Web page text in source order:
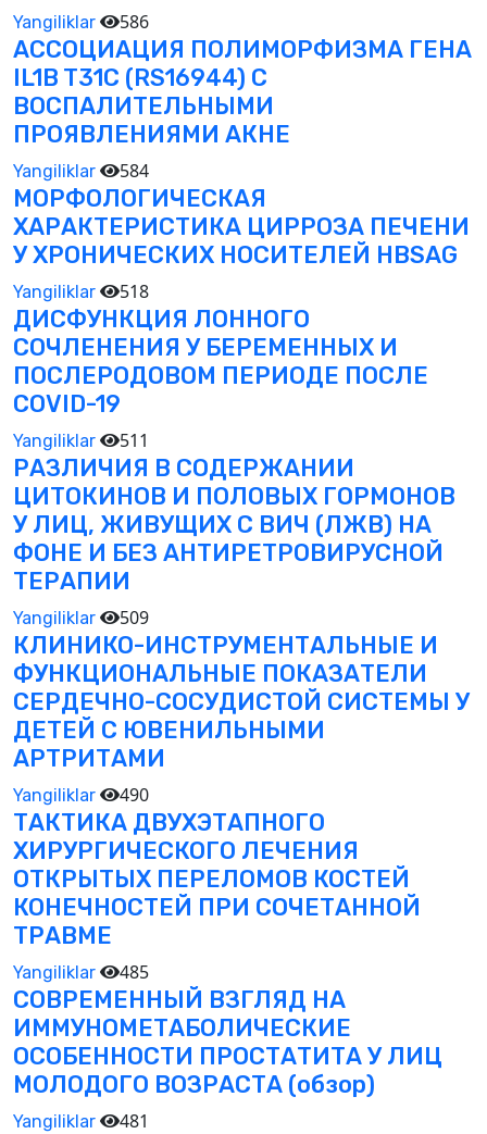
Yangiliklar 586
АССОЦИАЦИЯ ПОЛИМОРФИЗМА ГЕНА
IL1B T31C (RS16944) С
ВОСПАЛИТЕЛЬНЫМИ
ПРОЯВЛЕНИЯМИ АКНЕ
Yangiliklar 584
МОРФОЛОГИЧЕСКАЯ
ХАРАКТЕРИСТИКА ЦИРРОЗА ПЕЧЕНИ
У ХРОНИЧЕСКИХ НОСИТЕЛЕЙ HBSAG
Yangiliklar 518
ДИСФУНКЦИЯ ЛОННОГО
СОЧЛЕНЕНИЯ У БЕРЕМЕННЫХ И
ПОСЛЕРОДОВОМ ПЕРИОДЕ ПОСЛЕ
COVID-19
Yangiliklar 511
РАЗЛИЧИЯ В СОДЕРЖАНИИ
ЦИТОКИНОВ И ПОЛОВЫХ ГОРМОНОВ
У ЛИЦ, ЖИВУЩИХ С ВИЧ (ЛЖВ) НА
ФОНЕ И БЕЗ АНТИРЕТРОВИРУСНОЙ
ТЕРАПИИ
Yangiliklar 509
КЛИНИКО-ИНСТРУМЕНТАЛЬНЫЕ И
ФУНКЦИОНАЛЬНЫЕ ПОКАЗАТЕЛИ
СЕРДЕЧНО-СОСУДИСТОЙ СИСТЕМЫ У
ДЕТЕЙ С ЮВЕНИЛЬНЫМИ
АРТРИТАМИ
Yangiliklar 490
ТАКТИКА ДВУХЭТАПНОГО
ХИРУРГИЧЕСКОГО ЛЕЧЕНИЯ
ОТКРЫТЫХ ПЕРЕЛОМОВ КОСТЕЙ
КОНЕЧНОСТЕЙ ПРИ СОЧЕТАННОЙ
ТРАВМЕ
Yangiliklar 485
СОВРЕМЕННЫЙ ВЗГЛЯД НА
ИММУНОМЕТАБОЛИЧЕСКИЕ
ОСОБЕННОСТИ ПРОСТАТИТА У ЛИЦ
МОЛОДОГО ВОЗРАСТА (обзор)
Yangiliklar 481